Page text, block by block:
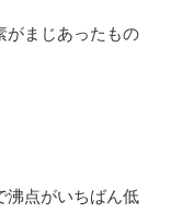
がまじあったもの
沸点がいちばん低